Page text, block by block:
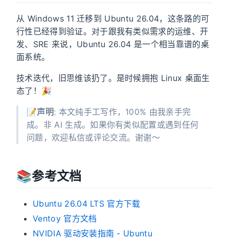
从 Windows 11 迁移到 Ubuntu 26.04，这条路的可
行性已经得到验证。对于跟我有类似需求的运维、开
发、SRE 来说，Ubuntu 26.04 是一个相当靠谱的桌
面系统。
技术迭代，旧思维该扔了。是时候拥抱 Linux 桌面生
态了！🎉
📝声明: 本文纯手工写作，100% 由我亲手完
成。非 AI 生成。如果你有类似配置或遇到任何
问题，欢迎私信或评论交流。谢谢～
📚️参考文档
Ubuntu 26.04 LTS 官方下载
Ventoy 官方文档
NVIDIA 驱动安装指南 - Ubuntu